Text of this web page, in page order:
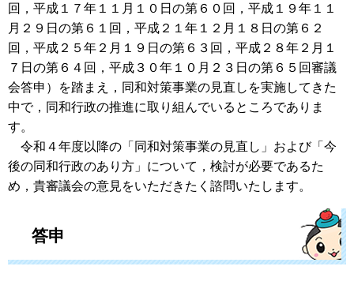
回，平成１７年１１月１０日の第６０回，平成１９年１１
月２９日の第６１回，平成２１年１２月１８日の第６２
回，平成２５年２月１９日の第６３回，平成２８年２月１
７日の第６４回，平成３０年１０月２３日の第６５回審議
会答申）を踏まえ，同和対策事業の見直しを実施してきた
中で，同和行政の推進に取り組んでいるところでありま
す。
令和４年度以降の「同和対策事業の見直し」および「今
後の同和行政のあり方」について，検討が必要であるた
め，貴審議会の意見をいただきたく諮問いたします。
答申